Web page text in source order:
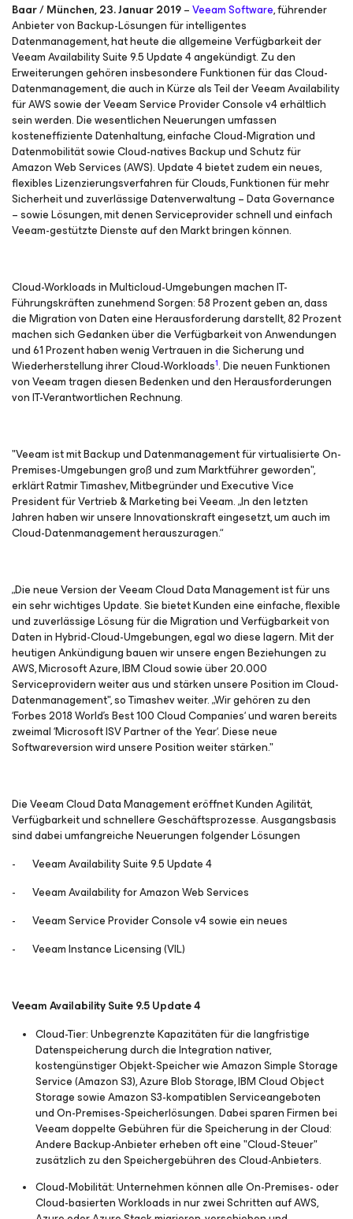
Baar / München, 23. Januar 2019–Veeam Software, führender
Anbieter von Backup-Lösungen für intelligentes
Datenmanagement, hat heute die allgemeine Verfügbarkeit der
Veeam Availability Suite 9.5 Update 4 angekündigt. Zu den
Erweiterungen gehören insbesondere Funktionen für das Cloud-
Datenmanagement, die auch in Kürze als Teil der Veeam Availability
für AWS sowie der Veeam Service Provider Console v4 erhältlich
sein werden. Die wesentlichen Neuerungen umfassen
kosteneffiziente Datenhaltung, einfache Cloud-Migration und
Datenmobilität sowie Cloud-natives Backup und Schutz für
Amazon Web Services (AWS). Update 4 bietet zudem ein neues,
flexibles Lizenzierungsverfahren für Clouds, Funktionen für mehr
Sicherheit und zuverlässige Datenverwaltung – Data Governance
– sowie Lösungen, mit denen Serviceprovider schnell und einfach
Veeam-gestützte Dienste auf den Markt bringen können.
Cloud-Workloads in Multicloud-Umgebungen machen IT-
Führungskräften zunehmend Sorgen: 58 Prozent geben an, dass
die Migration von Daten eine Herausforderung darstellt, 82 Prozent
machen sich Gedanken über die Verfügbarkeit von Anwendungen
und 61 Prozent haben wenig Vertrauen in die Sicherung und
Wiederherstellung ihrer Cloud-Workloads1. Die neuen Funktionen
von Veeam tragen diesen Bedenken und den Herausforderungen
von IT-Verantwortlichen Rechnung.
"Veeam ist mit Backup und Datenmanagement für virtualisierte On-
Premises-Umgebungen groß und zum Marktführer geworden",
erklärt Ratmir Timashev, Mitbegründer und Executive Vice
President für Vertrieb & Marketing bei Veeam. „In den letzten
Jahren haben wir unsere Innovationskraft eingesetzt, um auch im
Cloud-Datenmanagement herauszuragen.“
„Die neue Version der Veeam Cloud Data Management ist für uns
ein sehr wichtiges Update. Sie bietet Kunden eine einfache, flexible
und zuverlässige Lösung für die Migration und Verfügbarkeit von
Daten in Hybrid-Cloud-Umgebungen, egal wo diese lagern. Mit der
heutigen Ankündigung bauen wir unsere engen Beziehungen zu
AWS, Microsoft Azure, IBM Cloud sowie über 20.000
Serviceprovidern weiter aus und stärken unsere Position im Cloud-
Datenmanagement", so Timashev weiter. „Wir gehören zu den
‘Forbes 2018 World's Best 100 Cloud Companies‘ und waren bereits
zweimal ‘Microsoft ISV Partner of the Year‘. Diese neue
Softwareversion wird unsere Position weiter stärken."
Die Veeam Cloud Data Management eröffnet Kunden Agilität,
Verfügbarkeit und schnellere Geschäftsprozesse. Ausgangsbasis
sind dabei umfangreiche Neuerungen folgender Lösungen
- Veeam Availability Suite 9.5 Update 4
- Veeam Availability for Amazon Web Services
- Veeam Service Provider Console v4 sowie ein neues
- Veeam Instance Licensing (VIL)
Veeam Availability Suite 9.5 Update 4
Cloud-Tier:Unbegrenzte Kapazitäten für die langfristige
Datenspeicherung durch die Integration nativer,
kostengünstiger Objekt-Speicher wie Amazon Simple Storage
Service (Amazon S3), Azure Blob Storage, IBM Cloud Object
Storage sowie Amazon S3-kompatiblen Serviceangeboten
und On-Premises-Speicherlösungen. Dabei sparen Firmen bei
Veeam doppelte Gebühren für die Speicherung in der Cloud:
Andere Backup-Anbieter erheben oft eine "Cloud-Steuer"
zusätzlich zu den Speichergebühren des Cloud-Anbieters.
Cloud-Mobilität:Unternehmen können alle On-Premises- oder
Cloud-basierten Workloads in nur zwei Schritten auf AWS,